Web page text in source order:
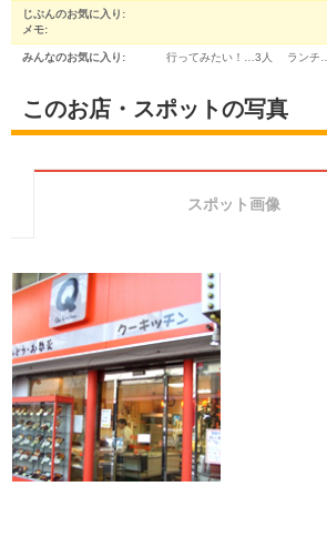
じぶんのお気に入り:
メモ:
みんなのお気に入り: 行ってみたい！… 3人 ランチ…
このお店・スポットの写真
スポット画像